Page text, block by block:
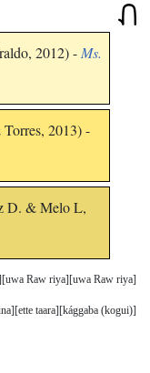
2012) - Ms.
2013) -
D. & Melo L,
uwa Raw riya
uwa Raw riya
kággaba (kogui)
ette taara